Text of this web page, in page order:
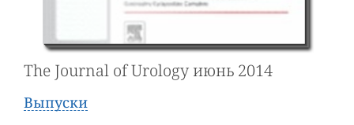
The Journal of Urology июнь 2014
Выпуски